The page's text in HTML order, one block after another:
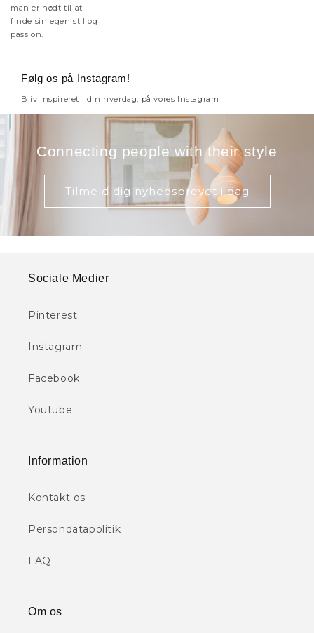
man er nødt til at
finde sin egen stil og
passion.
Følg os på Instagram!
Bliv inspireret i din hverdag, på vores Instagram
Connecting people with their style
Tilmeld dig nyhedsbrevet i dag
Sociale Medier
Pinterest
Instagram
Facebook
Youtube
Information
Kontakt os
Persondatapolitik
FAQ
Om os